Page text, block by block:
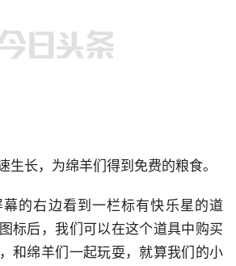
生长，为绵羊们得到免费的粮食。
的右边看到一栏标有快乐星的道
标后，我们可以在这个道具中购买
和绵羊们一起玩耍，就算我们的小